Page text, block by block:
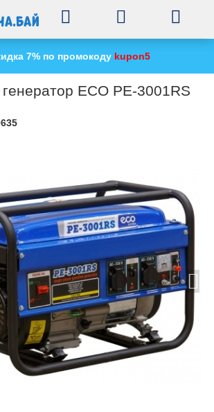
оборудование/ Генераторы/ Бензиновый
ECO PE-3001RS
7% по промокоду kupon5